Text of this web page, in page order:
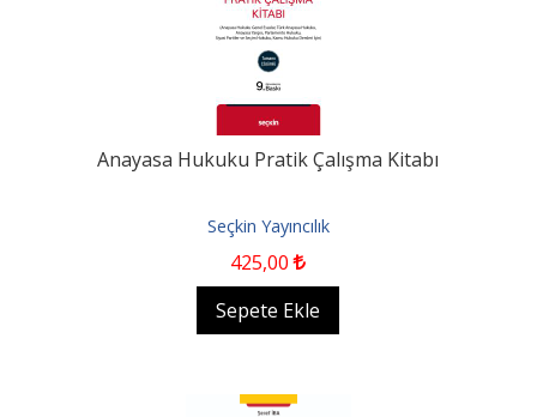
Anayasa Hukuku Pratik Çalışma Kitabı
Seçkin Yayıncılık
425,00
Sepete Ekle